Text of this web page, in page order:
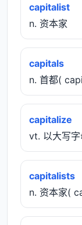
capitalist
n. 资本家
capitals
n. 首都(
capitalize
vt. 以大写字
capitalists
n. 资本家(